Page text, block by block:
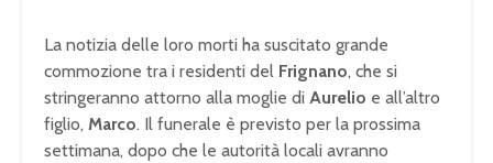
La notizia delle loro morti ha suscitato grande
commozione tra i residenti del Frignano, che si
stringeranno attorno alla moglie di Aurelio e all’altro
figlio, Marco. Il funerale è previsto per la prossima
settimana, dopo che le autorità locali avranno